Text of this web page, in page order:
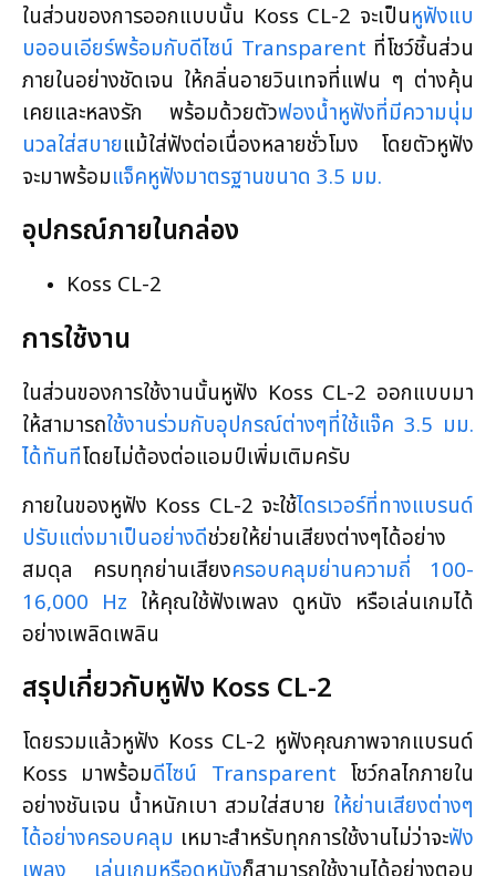
ในส่วนของการออกแบบนั้น Koss CL-2 จะเป็นหูฟังแบ
บออนเอียร์พร้อมกับดีไซน์ Transparent ที่โชว์ชิ้นส่วน
ภายในอย่างชัดเจน ให้กลิ่นอายวินเทจที่แฟน ๆ ต่างคุ้น
เคยและหลงรัก พร้อมด้วยตัวฟองน้ำหูฟังที่มีความนุ่ม
นวลใส่สบายแม้ใส่ฟังต่อเนื่องหลายชั่วโมง โดยตัวหูฟัง
จะมาพร้อมแจ็คหูฟังมาตรฐานขนาด 3.5 มม.
อุปกรณ์ภายในกล่อง
Koss CL-2
การใช้งาน
ในส่วนของการใช้งานนั้นหูฟัง Koss CL-2 ออกแบบมา
ให้สามารถใช้งานร่วมกับอุปกรณ์ต่างๆที่ใช้แจ๊ค 3.5 มม.
ได้ทันทีโดยไม่ต้องต่อแอมป์เพิ่มเติมครับ
ภายในของหูฟัง Koss CL-2 จะใช้ไดรเวอร์ที่ทางแบรนด์
ปรับแต่งมาเป็นอย่างดีช่วยให้ย่านเสียงต่างๆได้อย่าง
สมดุล ครบทุกย่านเสียงครอบคลุมย่านความถี่ 100-
16,000 Hz ให้คุณใช้ฟังเพลง ดูหนัง หรือเล่นเกมได้
อย่างเพลิดเพลิน
สรุปเกี่ยวกับหูฟัง Koss CL-2
โดยรวมแล้วหูฟัง Koss CL-2 หูฟังคุณภาพจากแบรนด์
Koss มาพร้อมดีไซน์ Transparent โชว์กลไกภายใน
อย่างชันเจน น้ำหนักเบา สวมใส่สบาย ให้ย่านเสียงต่างๆ
ได้อย่างครอบคลุม เหมาะสำหรับทุกการใช้งานไม่ว่าจะฟัง